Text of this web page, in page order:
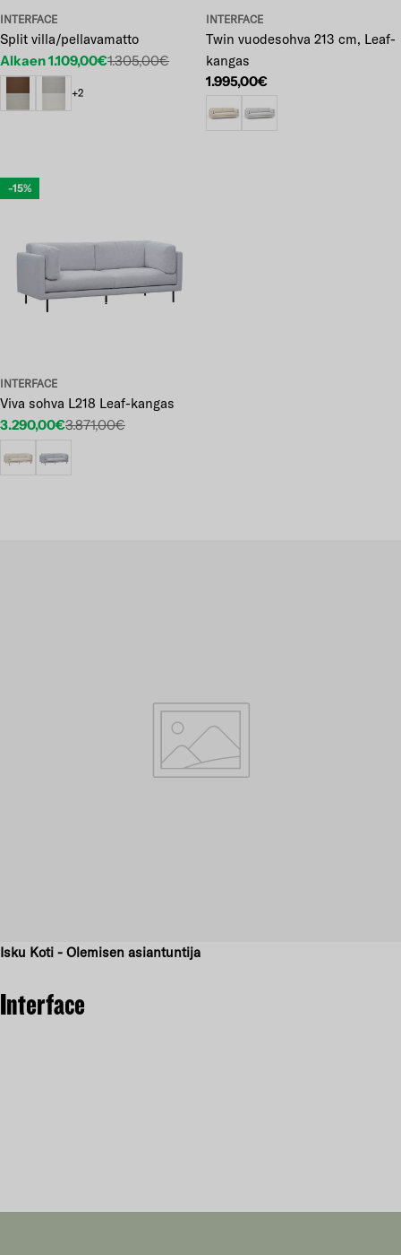
INTERFACE
Split villa/pellavamatto
Etuhinta
Alkaen 1.109,00€
Normaalihinta 1.305,00€
+2
INTERFACE
Twin vuodesohva 213 cm, Leaf-
kangas
Normaalihinta
1.995,00€
-15%
INTERFACE
Viva sohva L218 Leaf-kangas
Etuhinta
3.290,00€
Normaalihinta3.871,00€
Isku Koti - Olemisen asiantuntija
Interface